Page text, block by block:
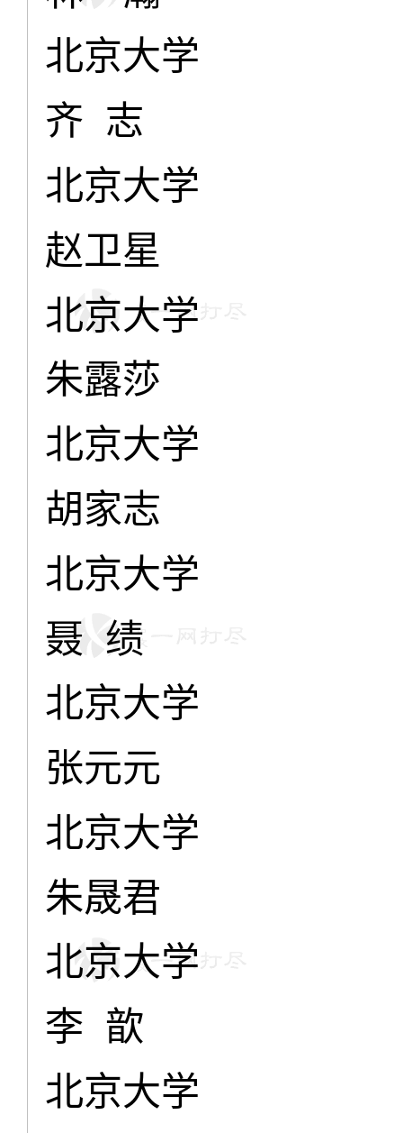
北京大学
齐 志
北京大学
赵卫星
北京大学
朱露莎
北京大学
胡家志
北京大学
聂 绩
北京大学
张元元
北京大学
朱晟君
北京大学
李 歆
北京大学